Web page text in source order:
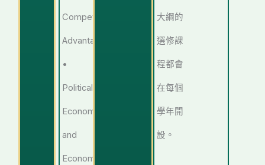
Competitive
Advantages
•
Political
Economy
and
Economic
大綱的
選修課
程都會
在每個
學年開
設。